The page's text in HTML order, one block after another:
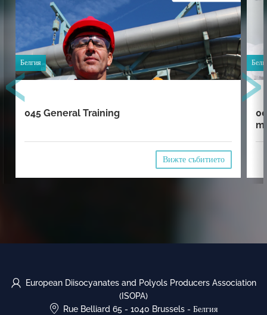
Белгия
045 General Training
Вижте събитието
‹ ›
European Diisocyanates and Polyols Producers Association
(ISOPA)
Rue Belliard 65 - 1040 Brussels - Белгия